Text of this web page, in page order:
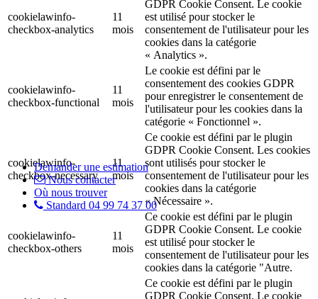
cookielawinfo-
checkbox-analytics
11
mois
GDPR Cookie Consent. Le cookie
est utilisé pour stocker le
consentement de l'utilisateur pour les
cookies dans la catégorie
« Analytics ».
cookielawinfo-
checkbox-functional
11
mois
Le cookie est défini par le
consentement des cookies GDPR
pour enregistrer le consentement de
l'utilisateur pour les cookies dans la
catégorie « Fonctionnel ».
cookielawinfo-
checkbox-necessary
11
mois
Ce cookie est défini par le plugin
GDPR Cookie Consent. Les cookies
sont utilisés pour stocker le
consentement de l'utilisateur pour les
cookies dans la catégorie
« Nécessaire ».
cookielawinfo-
checkbox-others
11
mois
Ce cookie est défini par le plugin
GDPR Cookie Consent. Le cookie
est utilisé pour stocker le
consentement de l'utilisateur pour les
cookies dans la catégorie "Autre.
Ce cookie est défini par le plugin
GDPR Cookie Consent. Le cookie
Demander une estimation
Nous contacter
Où nous trouver
Standard 04 99 74 37 00